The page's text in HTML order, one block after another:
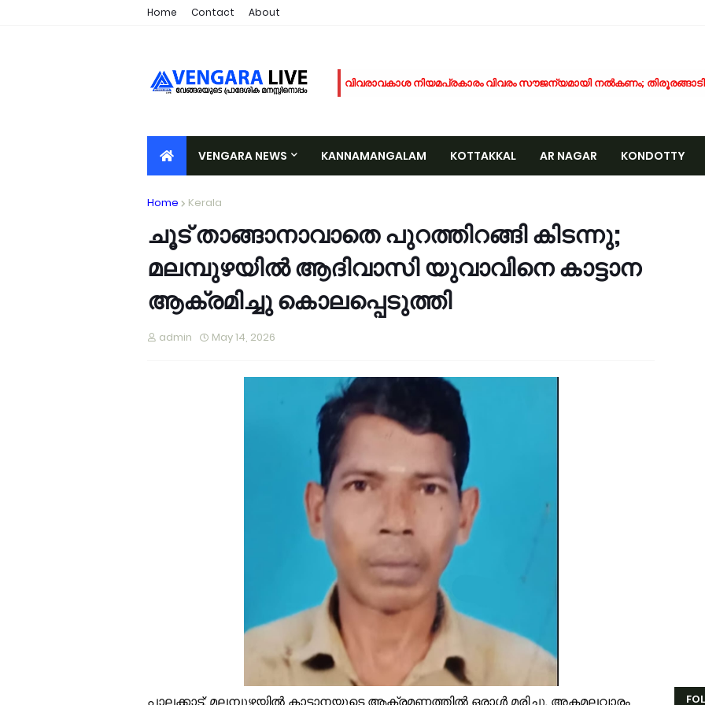
Home Contact About
വിവരാവകാശ നിയമപ്രകാരം വിവരം സൗജന്യമായി നൽകണം;
പ്രളയക്കെടുതി പ്രതിരോധം: വേങ്ങര പഞ്ചായപ്പിൽ സന്നദ്ധ
വേങ്ങരയിൽ വെള്ളക്കെട്ട് രൂക്ഷം; ദുരിതബാധിതർക്ക് ആശ്വാസവുമായി
പ്രായം തടസ്സമല്ല; തിരൂരങ്ങാടി നഗരസഭയിൽ പ്ലസ് ടൂ പൂർത്തിയാക്കിയ
വേങ്ങരയുടെ അഭിമാനമായി ഹിപ്നോട്ടിസ്റ്റ് മുഹമ്മദ് റിയാസ്; വേൾഡ്
വാട്ടർ ടാങ്ക് വൃത്തിയാക്കുന്നതിനിടെ കെട്ടിടത്തിന്റെ മുകളിൽ നിന്ന് വീണു
ഉദ്യോഗസ്ഥ സംഘം പാണക്കാട് മണ്ണിടിച്ചിൽ ഉണ്ടായ സ്ഥലം സന്ദർശിച്ചു
ചക്രവാതച്ചുഴിയുടെ സ്വാധീനം: സംസ്ഥാനത്ത് ഓഗസ്റ്റ് 7 വരെ മഴ തുടരുമെന്ന്
എസ്. എം. സർവർ മെഗാ ക്വിസ് -മലപ്പുറം ഈസ്റ്റ് സോൺ മത്സരം സമാപിച്ചു
സൗദിയിൽ വാഹനാപകടത്തിൽ മൂന്നിയൂർ സ്വദേശി മരണപ്പെട്ടു
ഓണക്കാലത്തെ റേഷൻ വിതരണം തിങ്കളാഴ്ച മുതൽ; കാർഡുകൾക്കുള്ള
സംവരണ നിയമനങ്ങളിൽ സ്പെഷ്യൽ റിക്രൂട്ട്മെന്റ് നടത്തണം: ഒ.ബി.സി,
ഇൻഫാന്റിനോക്കെതിരെ അവിശ്വാസ പ്രമേയ നീക്കവുമായി യുവേഫ;
എസ്.എം.സർവർ മെഗാ ഉറുദു ക്വിസ് മത്സരം സമാപിച്ചു
ഒതുക്കുങ്ങൽ ഗവൺമെന്റ് ഹയർ സെക്കന്ററി സ്കൂളിന് പ്രത്യേക പാക്കേജ്
വേങ്ങര ടൗൺ പൗരസമിതി ഫുട്ബോൾ പ്രവചന മത്സരം: വിജയിക്ക് മന്ത്രി
ശിഹാബ് തങ്ങളെ അനുസ്മരിച്ച് പി.കെ. കുഞ്ഞാലിക്കുട്ടി
കൂരിയാട് വ്യാപാരി വ്യവസായി ഏകോപന സമിതിയുടെ നേതൃത്വത്തിൽ
VENGARA NEWS KANNAMANGALAM KOTTAKKAL AR NAGAR KONDOTTY
VALIYORA
Home Kerala
ചൂട് താങ്ങാനാവാതെ പുറത്തിറങ്ങി കിടന്നു;
മലമ്പുഴയിൽ ആദിവാസി യുവാവിനെ കാട്ടാന
ആക്രമിച്ചു കൊലപ്പെടുത്തി
admin May 14, 2026